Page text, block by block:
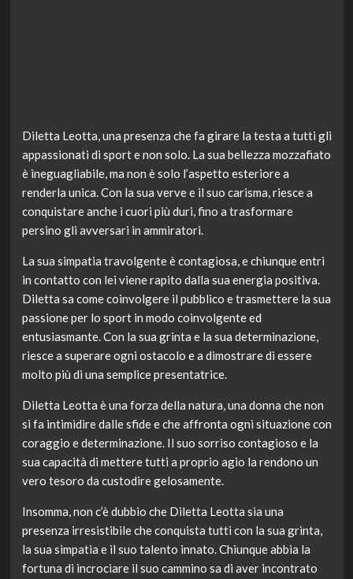
Diletta Leotta, una presenza che fa girare la testa a tutti gli
appassionati di sport e non solo. La sua bellezza mozzafiato
è ineguagliabile, ma non è solo l’aspetto esteriore a
renderla unica. Con la sua verve e il suo carisma, riesce a
conquistare anche i cuori più duri, fino a trasformare
persino gli avversari in ammiratori.
La sua simpatia travolgente è contagiosa, e chiunque entri
in contatto con lei viene rapito dalla sua energia positiva.
Diletta sa come coinvolgere il pubblico e trasmettere la sua
passione per lo sport in modo coinvolgente ed
entusiasmante. Con la sua grinta e la sua determinazione,
riesce a superare ogni ostacolo e a dimostrare di essere
molto più di una semplice presentatrice.
Diletta Leotta è una forza della natura, una donna che non
si fa intimidire dalle sfide e che affronta ogni situazione con
coraggio e determinazione. Il suo sorriso contagioso e la
sua capacità di mettere tutti a proprio agio la rendono un
vero tesoro da custodire gelosamente.
Insomma, non c’è dubbio che Diletta Leotta sia una
presenza irresistibile che conquista tutti con la sua grinta,
la sua simpatia e il suo talento innato. Chiunque abbia la
fortuna di incrociare il suo cammino sa di aver incontrato